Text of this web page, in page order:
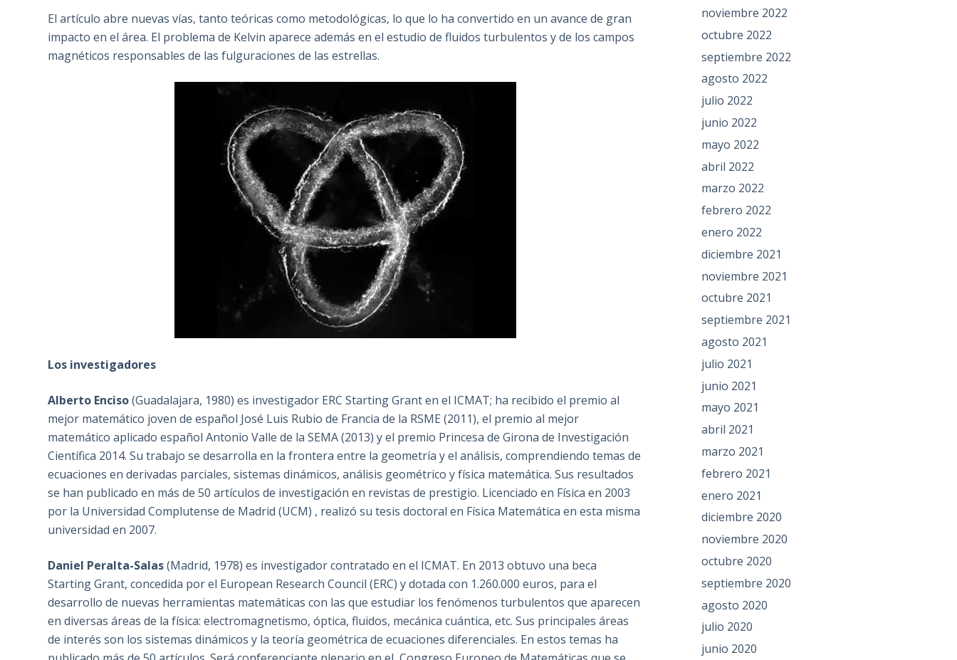
El artículo abre nuevas vías, tanto teóricas como metodológicas, lo que lo ha convertido en un avance de gran
impacto en el área. El problema de Kelvin aparece además en el estudio de fluidos turbulentos y de los campos
magnéticos responsables de las fulguraciones de las estrellas.
Los investigadores
Alberto Enciso(Guadalajara, 1980) es investigador ERC Starting Grant en el ICMAT; ha recibido el premio al
mejor matemático joven de español José Luis Rubio de Francia de la RSME (2011), el premio al mejor
matemático aplicado español Antonio Valle de la SEMA (2013) y el premio Princesa de Girona de Investigación
Científica 2014. Su trabajo se desarrolla en la frontera entre la geometría y el análisis, comprendiendo temas de
ecuaciones en derivadas parciales, sistemas dinámicos, análisis geométrico y física matemática. Sus resultados
se han publicado en más de 50 artículos de investigación en revistas de prestigio. Licenciado en Física en 2003
por la Universidad Complutense de Madrid (UCM) , realizó su tesis doctoral en Física Matemática en esta misma
universidad en 2007.
Daniel Peralta-Salas(Madrid, 1978) es investigador contratado en el ICMAT. En 2013 obtuvo una beca
Starting Grant, concedida por el European Research Council (ERC) y dotada con 1.260.000 euros, para el
desarrollo de nuevas herramientas matemáticas con las que estudiar los fenómenos turbulentos que aparecen
en diversas áreas de la física: electromagnetismo, óptica, fluidos, mecánica cuántica, etc. Sus principales áreas
de interés son los sistemas dinámicos y la teoría geométrica de ecuaciones diferenciales. En estos temas ha
noviembre 2022
octubre 2022
septiembre 2022
agosto 2022
julio 2022
junio 2022
mayo 2022
abril 2022
marzo 2022
febrero 2022
enero 2022
diciembre 2021
noviembre 2021
octubre 2021
septiembre 2021
agosto 2021
julio 2021
junio 2021
mayo 2021
abril 2021
marzo 2021
febrero 2021
enero 2021
diciembre 2020
noviembre 2020
octubre 2020
septiembre 2020
agosto 2020
julio 2020
junio 2020